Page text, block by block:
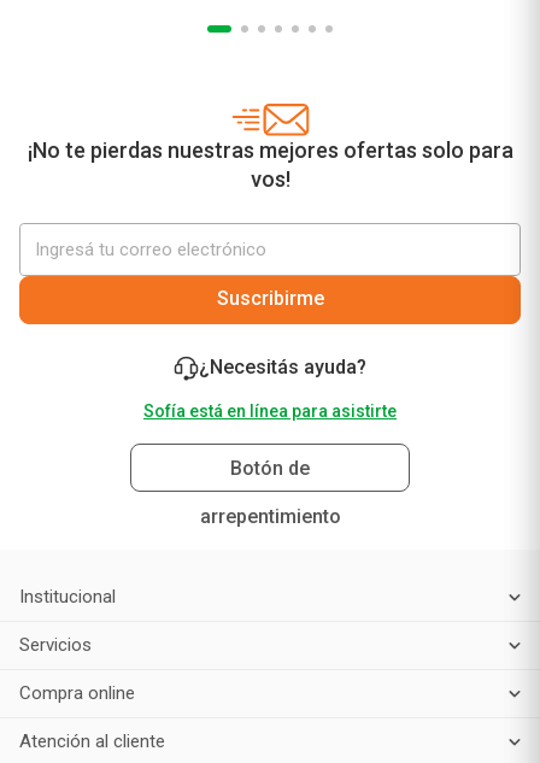
¡No te pierdas nuestras mejores ofertas solo para
vos!
Suscribirme
¿Necesitás ayuda?
Sofía está en línea para asistirte
Botón de
arrepentimiento
Institucional
Servicios
Compra online
Atención al cliente